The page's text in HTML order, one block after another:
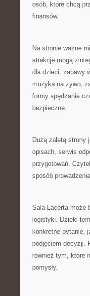
osób, które chcą
finansów.
Na stronie ważne
atrakcje mogą
dla dzieci, zabawy
muzyka na żywo,
formy spędzania
bezpieczne.
Dużą zaletą strony
opisach, serwis
przygotowań.
sposób
Sala Lacerta może
logistyki. Dzięki
konkretne pytanie,
podjęciem decyzji.
również tym, które
pomysły.